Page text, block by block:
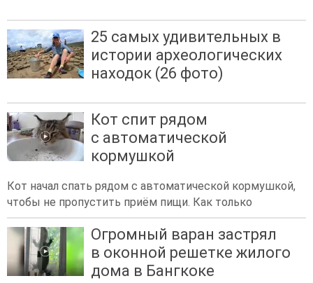
25 самых удивительных в
истории археологических
находок (26 фото)
Кот спит рядом
с автоматической
кормушкой
Кот начал спать рядом с автоматической кормушкой,
чтобы не пропустить приём пищи. Как только
Огромный варан застрял
в оконной решетке жилого
дома в Бангкоке